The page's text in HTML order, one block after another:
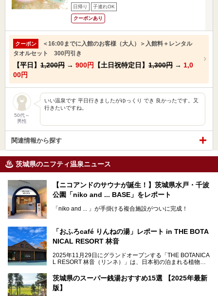
日帰り 子連れOK
クーポンあり
クーポン
＜16:00までに入館のお客様（大人）＞入館料＋レンタル
タオルセット 300円引き
【平日】 1,200円 → 900円 【土日祝特定日】 1,300円 → 1,0
00円
50代～
男性
いい温泉です 平日行きましたがゆっくり でき 良かったです。又
行きたいですね。
関連情報から探す
茨城県のニフティ温泉ニュース
【ニコアンドのサウナが誕生！】茨城県水戸・千波
公園「niko and ... BASE」をレポート
「niko and ... 」が手掛ける複合施設がついに完成！
茨城県水戸・千波公園に2026年4月23日（木）待望のオー
プンを迎えます。
この記事では、オープンに先駆けプレス向けに行われた体験
施設を体験してきました！
「おふろcafé りんねの湯」レポート in THE BOTA
NICAL RESORT 林音
2025年11月29日にグランドオープンする「THE BOTANICA
L RESORT 林音（リンネ）」は、日本初の泊まれる植物
験型リゾートです。その中でも注目されているのが「おふろ
café りんねの湯」。内覧会に参加して、ひと足お先に体験
してきました。
茨城県のスーパー銭湯おすすめ15選 【2025年最新
版】